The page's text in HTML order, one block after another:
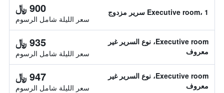
Executive room، 1 سرير مزدوج 900 ﷼
سعر الليلة شامل الرسوم
Executive room، نوع السرير غير
معروف
935 ﷼
سعر الليلة شامل الرسوم
Executive room، نوع السرير غير
معروف
947 ﷼
سعر الليلة شامل الرسوم